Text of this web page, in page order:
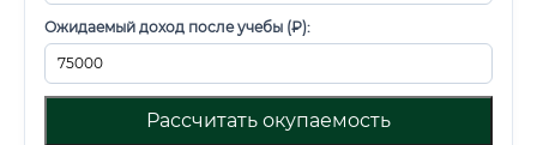
Ожидаемый доход после учебы (₽):
Рассчитать окупаемость